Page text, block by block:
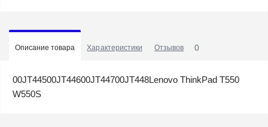
Описание товара Характеристики Отзывов 0
00JT44500JT44600JT44700JT448Lenovo ThinkPad T550
W550S